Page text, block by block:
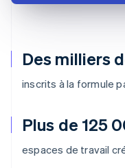
Des milliers
inscrits à la formule
Plus de 125
espaces de travail